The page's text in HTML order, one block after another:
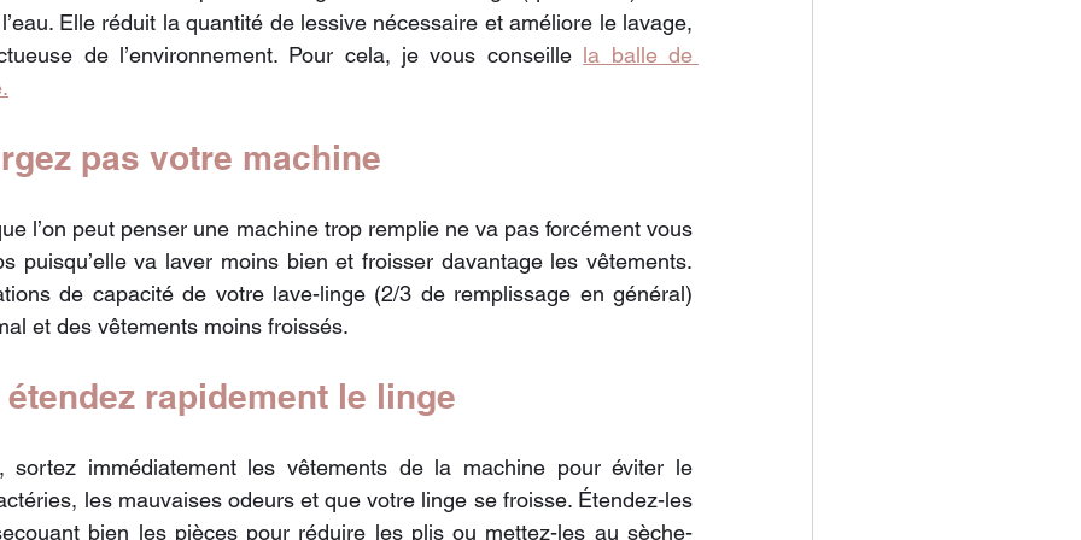
Elle réduit la quantité de lessive nécessaire et améliore le lavage,
de l’environnement. Pour cela, je vous conseille la balle de
pas votre machine
l’on peut penser une machine trop remplie ne va pas forcément vous
puisqu’elle va laver moins bien et froisser davantage les vêtements.
de capacité de votre lave-linge (2/3 de remplissage en général)
et des vêtements moins froissés.
étendez rapidement le linge
immédiatement les vêtements de la machine pour éviter le
les mauvaises odeurs et que votre linge se froisse. Étendez-les
bien les pièces pour réduire les plis ou mettez-les au sèche-